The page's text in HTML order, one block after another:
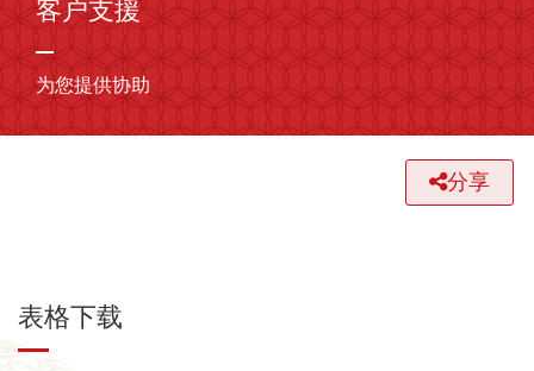
客户支援
为您提供协助
分享
表格下载